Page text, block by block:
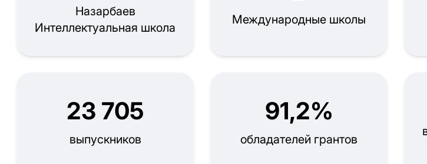
Назарбаев
Интеллектуальная школа
Международные школы
23 705
выпускников
91,2%
обладателей грантов